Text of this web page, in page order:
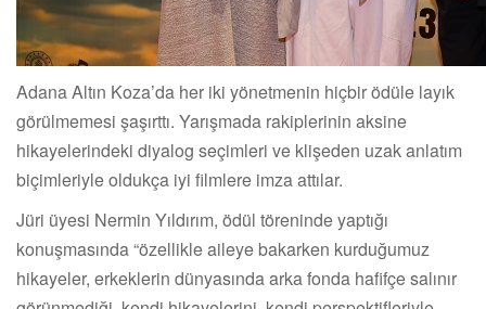
Adana Altın Koza’da her iki yönetmenin hiçbir ödüle layık
görülmemesi şaşırttı. Yarışmada rakiplerinin aksine
hikayelerindeki diyalog seçimleri ve klişeden uzak anlatım
biçimleriyle oldukça iyi filmlere imza attılar.
Jüri üyesi Nermin Yıldırım, ödül töreninde yaptığı
konuşmasında “özellikle aileye bakarken kurduğumuz
hikayeler, erkeklerin dünyasında arka fonda hafifçe salınır